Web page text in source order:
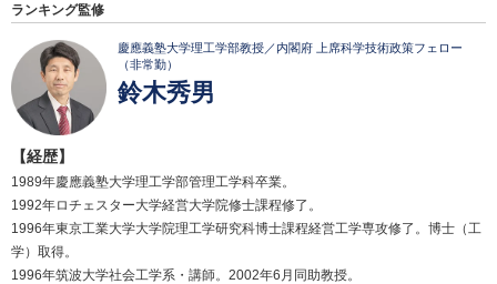
ランキング監修
慶應義塾大学理工学部教授／内閣府 上席科学技術政策フェロー
（非常勤）
鈴木秀男
【経歴】
1989年慶應義塾大学理工学部管理工学科卒業。
1992年ロチェスター大学経営大学院修士課程修了。
1996年東京工業大学大学院理工学研究科博士課程経営工学専攻修了。博士（工
学）取得。
1996年筑波大学社会工学系・講師。2002年6月同助教授。